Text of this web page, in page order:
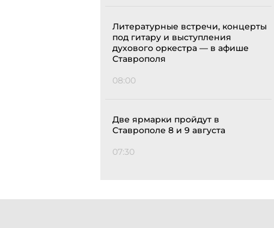
Литературные встречи, концерты
под гитару и выступления
духового оркестра — в афише
Ставрополя
08:00
Две ярмарки пройдут в
Ставрополе 8 и 9 августа
07:30